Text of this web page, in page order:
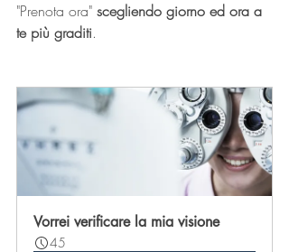
"Prenota ora" scegliendo giorno ed ora a
te più graditi.
Vorrei verificare la mia visione
45